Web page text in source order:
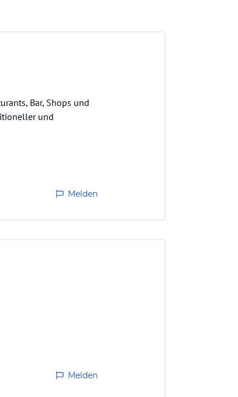
Bar, Shops und
und
Melden
Melden